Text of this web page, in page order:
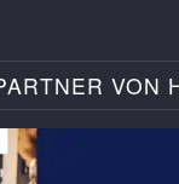
VON